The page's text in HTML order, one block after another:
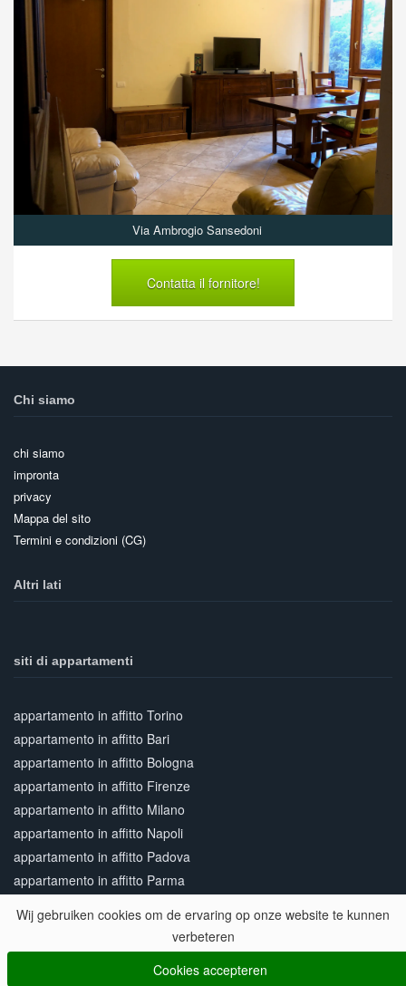
Wij gebruiken cookies om de ervaring op onze website te kunnen
verbeteren
Cookies accepteren
Via Ambrogio Sansedoni
Contatta il fornitore!
Chi siamo
chi siamo
impronta
privacy
Mappa del sito
Termini e condizioni (CG)
Altri lati
siti di appartamenti
appartamento in affitto Torino
appartamento in affitto Bari
appartamento in affitto Bologna
appartamento in affitto Firenze
appartamento in affitto Milano
appartamento in affitto Napoli
appartamento in affitto Padova
appartamento in affitto Parma
appartamento in affitto Roma
appartamento in affitto Venezia
appartamento in affitto Verona